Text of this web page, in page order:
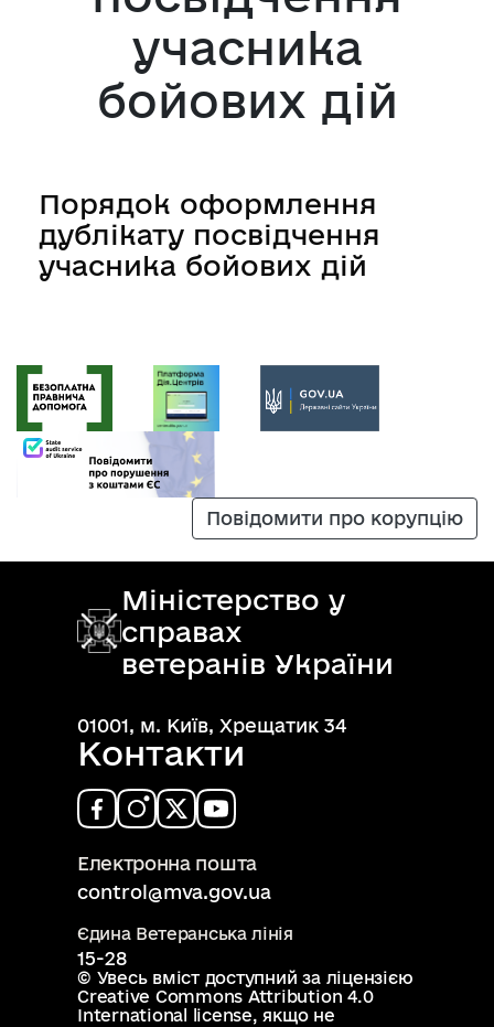
учасника
бойових дій
Порядок оформлення
дублікату посвідчення
учасника бойових дій
Повідомити про корупцію
Міністерство у
справах
ветеранів України
01001, м. Київ, Хрещатик 34
Контакти
Електронна пошта
control@mva.gov.ua
Єдина Ветеранська лінія
15-28
© Увесь вміст доступний за ліцензією
Creative Commons Attribution 4.0
International license, якщо не